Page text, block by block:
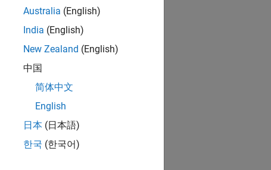
boundary
Australia (English)
India (English)
New Zealand (English)
中国
简体中文
English
日本 (日本語)
한국 (한국어)